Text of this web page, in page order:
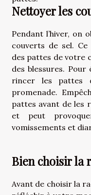
Nettoyer les
Pendant l’hiver, on
couverts de sel.
des pattes de votre
des blessures.
rincer les pattes
promenade.
pattes avant de les
et peut
vomissements et
Bien choisir la
Avant de choisir la